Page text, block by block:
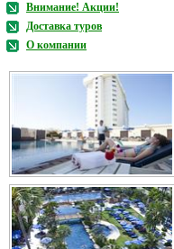
Внимание! Акции!
Доставка туров
О компании